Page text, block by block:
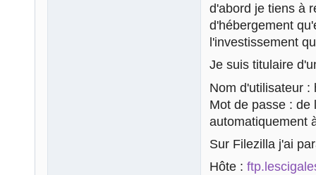
d'abord je tiens à
d'hébergement
l'investissement
Je suis titulaire
Nom d'utilisateur :
Mot de passe :
automatiquement
Sur Filezilla j'ai
Hôte :